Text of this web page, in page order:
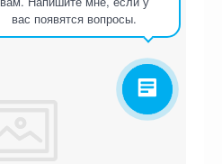
вас появятся вопросы.